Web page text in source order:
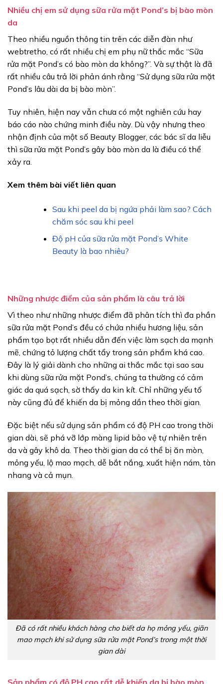
Nhiều chị em sử dụng sữa rửa mặt Pond’s bị bào mòn
da
Theo nhiều nguồn thông tin trên các diễn đàn như
webtretho, có rất nhiều chị em phụ nữ thắc mắc “Sữa
rửa mặt Pond’s có bào mòn da không?”. Và sự thật là đã
rất nhiều câu trả lời phản ánh rằng “Sử dụng sữa rửa mặt
Pond’s lâu dài da bị bào mòn”.
Tuy nhiên, hiện nay vẫn chưa có một nghiên cứu hay
báo cáo nào chứng minh điều này. Dù vậy nhưng theo
nhận định của một số Beauty Blogger, các bác sĩ da liễu
thì sữa rửa mặt Pond’s gây bào mòn da là điều có thể
xảy ra.
Xem thêm bài viết liên quan
Sau khi peel da bị ngứa phải làm sao? Cách
chăm sóc sau khi peel
Độ pH của sữa rửa mặt Pond’s White
Beauty là bao nhiêu?
Những nhược điểm của sản phẩm là câu trả lời
Vì theo như những nhược điểm đã phân tích thì đa phần
sữa rửa mặt Pond’s đều có chứa nhiều hương liệu, sản
phẩm tạo bọt rất nhiều dẫn đến việc làm sạch da mạnh
mẽ, chứng tỏ lượng chất tẩy trong sản phẩm khá cao.
Đây là lý giải dành cho những ai thắc mắc tại sao sau
khi dùng sữa rửa mặt Pond’s, chúng ta thường có cảm
giác da quá sạch, sờ thấy da kin kít. Chỉ những yếu tố
này cũng đủ để khiến da bị mỏng dần theo thời gian.
Đặc biệt nếu sử dụng sản phẩm có độ PH cao trong thời
gian dài, sẽ phá vỡ lớp màng lipid bảo vệ tự nhiên trên
da và gây khô da. Theo thời gian da có thể bị ăn mòn,
mỏng yếu, lộ mao mạch, dễ bắt nắng, xuất hiện nám, tàn
nhang và cả mụn.
Đã có rất nhiều khách hàng cho biết da họ mỏng yếu, giãn
mao mạch khi sử dụng sữa rửa mặt Pond’s trong một thời
gian dài